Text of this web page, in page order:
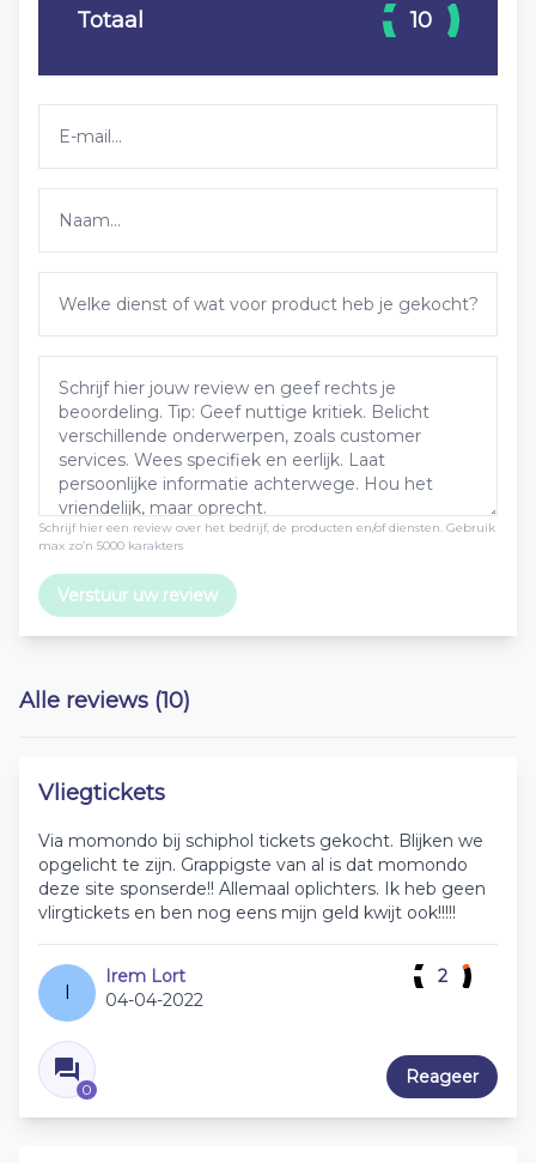
Schrijf hier een review over het bedrijf, de producten en/of diensten. Gebruik
max zo’n 5000 karakters
Verstuur uw review
Totaal 10
Alle reviews (10)
Vliegtickets
Via momondo bij schiphol tickets gekocht. Blijken we
opgelicht te zijn. Grappigste van al is dat momondo
deze site sponserde!! Allemaal oplichters. Ik heb geen
vlirgtickets en ben nog eens mijn geld kwijt ook!!!!!
Irem Lort
04-04-2022
0
2
Reageer